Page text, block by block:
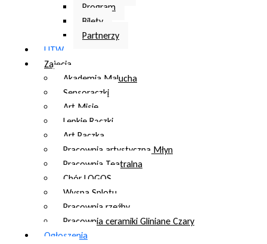
Program
Bilety
Partnerzy
UTW
Zajęcia
Akademia Malucha
Sensoraczki
Art Misie
Lepkie Rączki
Art Paczka
Pracownia artystyczna Młyn
Pracownia Teatralna
Chór LOGOS
Wyspa Splotu
Pracownia rzeźby
Pracownia ceramiki Gliniane Czary
Ogłoszenia